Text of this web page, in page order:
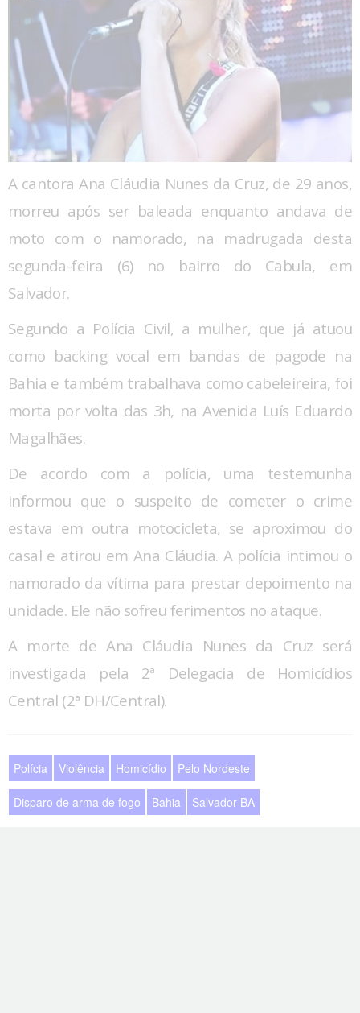
A cantora Ana Cláudia Nunes da Cruz, de 29 anos,
morreu após ser baleada enquanto andava de
moto com o namorado, na madrugada desta
segunda-feira (6) no bairro do Cabula, em
Salvador.
Segundo a Polícia Civil, a mulher, que já atuou
como backing vocal em bandas de pagode na
Bahia e também trabalhava como cabeleireira, foi
morta por volta das 3h, na Avenida Luís Eduardo
Magalhães.
De acordo com a polícia, uma testemunha
informou que o suspeito de cometer o crime
estava em outra motocicleta, se aproximou do
casal e atirou em Ana Cláudia. A polícia intimou o
namorado da vítima para prestar depoimento na
unidade. Ele não sofreu ferimentos no ataque.
A morte de Ana Cláudia Nunes da Cruz será
investigada pela 2ª Delegacia de Homicídios
Central (2ª DH/Central).
Polícia Violência Homicídio Pelo Nordeste
Disparo de arma de fogo Bahia Salvador-BA